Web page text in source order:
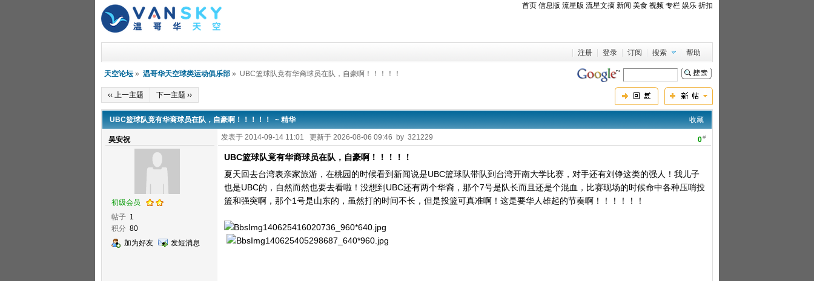
首页 信息版 流星版 流星文摘 新闻 美食 视频 专栏 娱乐 折扣
注册 登录 订阅 搜索 帮助
天空论坛 » 温哥华天空球类运动俱乐部 » UBC篮球队竟有华裔球员在队，自豪啊！！！！！
‹‹ 上一主题 下一主题 ››
收藏
UBC篮球队竟有华裔球员在队，自豪啊！！！！！ ~ 精华
吴安祝
初级会员
帖子 1
积分 80
加为好友
发短消息
0#
发表于 2014-09-14 11:01 更新于 2026-08-06 09:46 by 321229
UBC篮球队竟有华裔球员在队，自豪啊！！！！！
夏天回去台湾表亲家旅游，在桃园的时候看到新闻说是UBC篮球队带队到台湾开南大学比赛，对手还有刘铮这类的强人！我儿子
也是UBC的，自然而然也要去看啦！没想到UBC还有两个华裔，那个7号是队长而且还是个混血，比赛现场的时候命中各种压哨投
篮和强突啊，那个1号是山东的，虽然打的时间不长，但是投篮可真准啊！这是要华人雄起的节奏啊！！！！！！